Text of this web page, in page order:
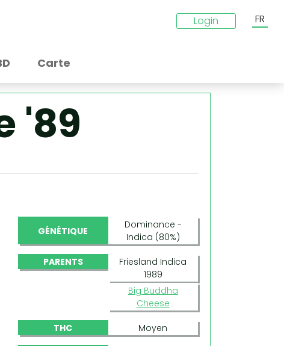
Login FR
Carte
'89
GÉNÉTIQUE
Dominance -
Indica (80%)
PARENTS
Friesland Indica
1989
Big Buddha
Cheese
THC Moyen